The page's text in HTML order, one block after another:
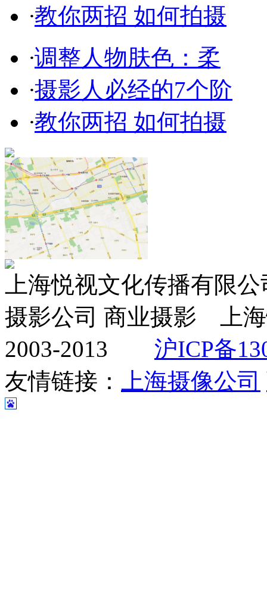
·教你两招 如何拍摄
·调整人物肤色：柔
·摄影人必经的7个阶
·教你两招 如何拍摄
上海悦视文化传播有限
摄影公司 商业摄影 上海
2003-2013 沪ICP备
友情链接：
上海摄像公司